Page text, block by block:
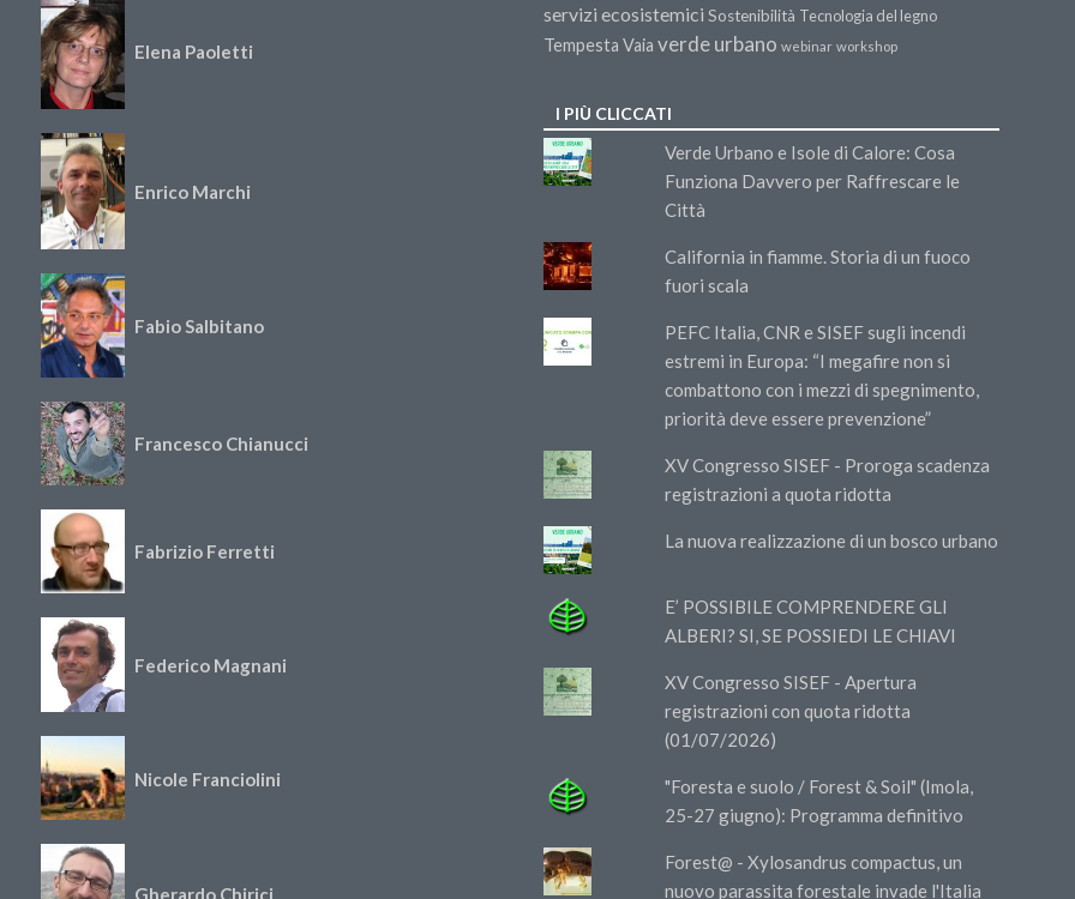
Elena Paoletti
Enrico Marchi
Fabio Salbitano
Francesco Chianucci
Fabrizio Ferretti
Federico Magnani
Nicole Franciolini
Gherardo Chirici
servizi ecosistemici Sostenibilità Tecnologia del legno
Tempesta Vaia verde urbano webinar workshop
I PIÙ CLICCATI
Verde Urbano e Isole di Calore: Cosa
Funziona Davvero per Raffrescare le
Città
California in fiamme. Storia di un fuoco
fuori scala
PEFC Italia, CNR e SISEF sugli incendi
estremi in Europa: “I megafire non si
combattono con i mezzi di spegnimento,
priorità deve essere prevenzione”
XV Congresso SISEF - Proroga scadenza
registrazioni a quota ridotta
La nuova realizzazione di un bosco urbano
E’ POSSIBILE COMPRENDERE GLI
ALBERI? SI, SE POSSIEDI LE CHIAVI
XV Congresso SISEF - Apertura
registrazioni con quota ridotta
(01/07/2026)
"Foresta e suolo / Forest & Soil" (Imola,
25-27 giugno): Programma definitivo
Forest@ - Xylosandrus compactus, un
nuovo parassita forestale invade l'Italia